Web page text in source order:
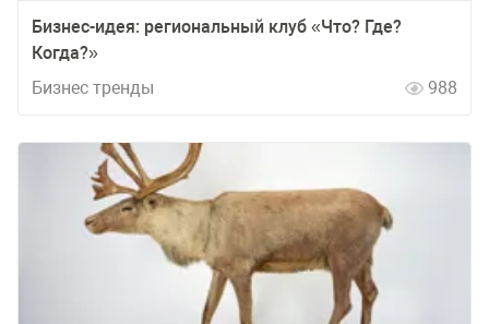
Бизнес-идея: региональный клуб «Что? Где?
Когда?»
Бизнес тренды
988